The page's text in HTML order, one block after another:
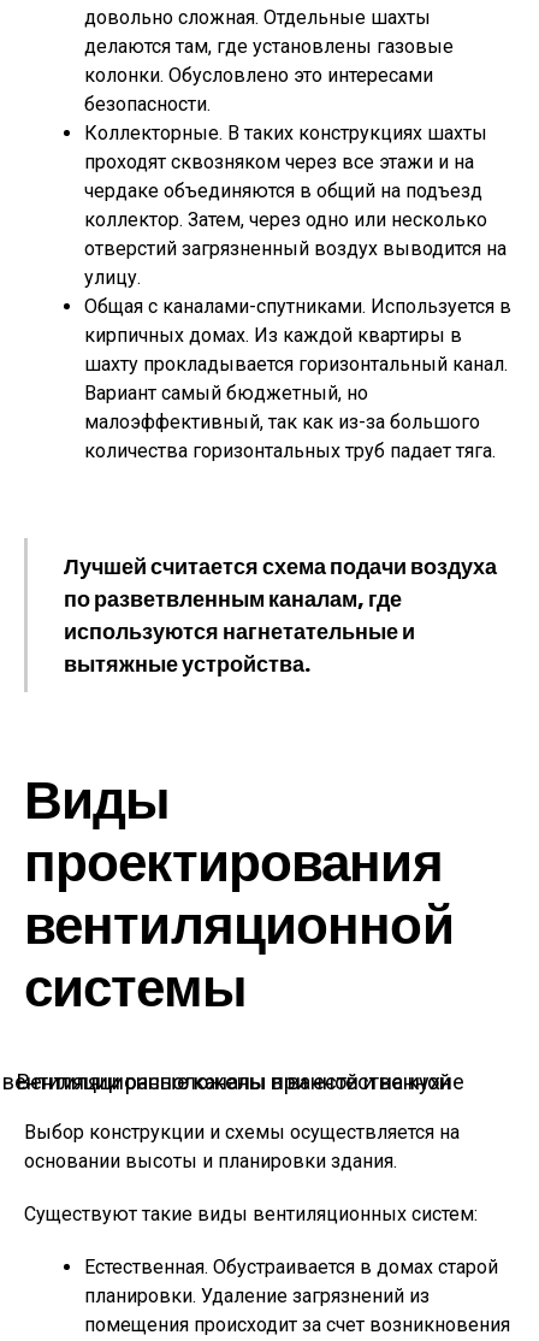
довольно сложная. Отдельные шахты
делаются там, где установлены газовые
колонки. Обусловлено это интересами
безопасности.
Коллекторные. В таких конструкциях шахты
проходят сквозняком через все этажи и на
чердаке объединяются в общий на подъезд
коллектор. Затем, через одно или несколько
отверстий загрязненный воздух выводится на
улицу.
Общая с каналами-спутниками. Используется в
кирпичных домах. Из каждой квартиры в
шахту прокладывается горизонтальный канал.
Вариант самый бюджетный, но
малоэффективный, так как из-за большого
количества горизонтальных труб падает тяга.
Лучшей считается схема подачи воздуха
по разветвленным каналам, где
используются нагнетательные и
вытяжные устройства.
Виды
проектирования
вентиляционной
системы
Вентиляционные каналы при естественной вентиляции расположены в ванной и на кухне
Выбор конструкции и схемы осуществляется на
основании высоты и планировки здания.
Существуют такие виды вентиляционных систем:
Естественная. Обустраивается в домах старой
планировки. Удаление загрязнений из
помещения происходит за счет возникновения